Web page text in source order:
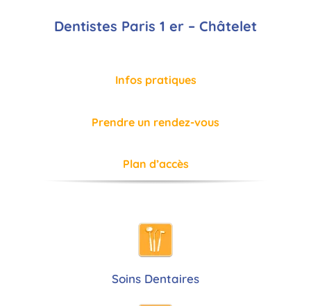
Dentistes Paris 1 er – Châtelet
Infos pratiques
Prendre un rendez-vous
Plan d’accès
Soins Dentaires